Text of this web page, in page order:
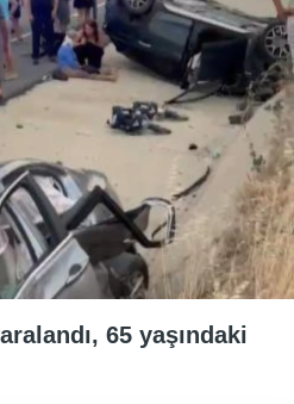
65 yaşındaki